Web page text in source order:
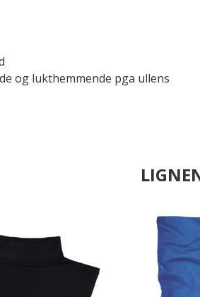
og lukthemmende pga ullens